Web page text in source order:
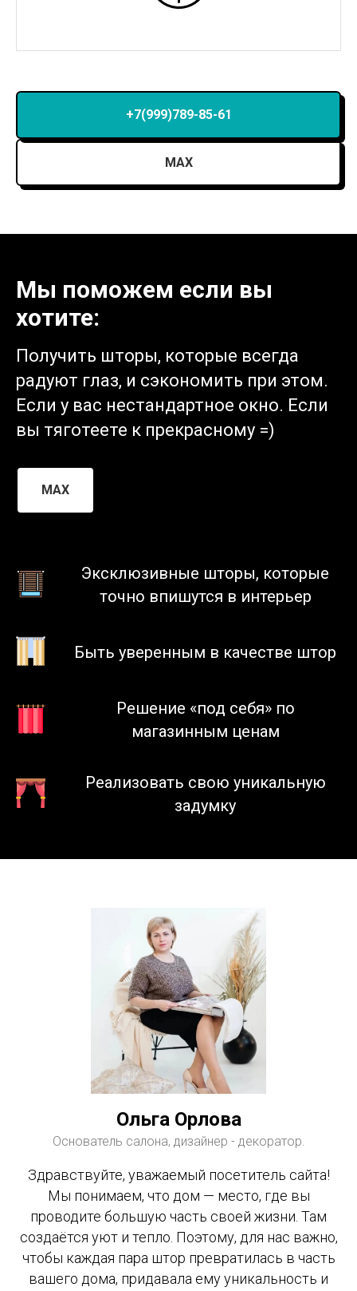
+7(999)789-85-61
MAX
Мы поможем если вы
хотите:
Получить шторы, которые всегда
радуют глаз, и сэкономить при этом.
Если у вас нестандартное окно. Если
вы тяготеете к прекрасному =)
MAX
Эксклюзивные шторы, которые
точно впишутся в интерьер
Быть уверенным в качестве штор
Решение «под себя» по
магазинным ценам
Реализовать свою уникальную
задумку
Ольга Орлова
Основатель салона, дизайнер - декоратор.
Здравствуйте, уважаемый посетитель сайта!
Мы понимаем, что дом — место, где вы
проводите большую часть своей жизни. Там
создаётся уют и тепло. Поэтому, для нас важно,
чтобы каждая пара штор превратилась в часть
вашего дома, придавала ему уникальность и